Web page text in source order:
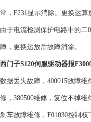
常，F231显示消除。更换运算
由于电流检测保护电路中的二
障，更换运放后故障消除。
西门子S120伺服驱动器报
数据丢失故障，400015故障维
修，380500维修，复位不掉维
刹车故障维修，F01030控制